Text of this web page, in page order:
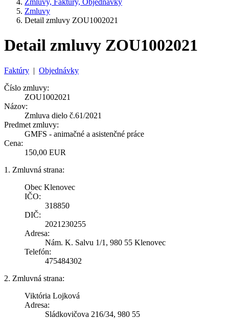
Zmluvy, Faktúry, Objednávky
Zmluvy
Detail zmluvy ZOU1002021
Detail zmluvy ZOU1002021
Faktúry | Objednávky
Číslo zmluvy:
ZOU1002021
Názov:
Zmluva dielo č.61/2021
Predmet zmluvy:
GMFS - animačné a asistenčné práce
Cena:
150,00 EUR
1. Zmluvná strana:
Obec Klenovec
IČO:
318850
DIČ:
2021230255
Adresa:
Nám. K. Salvu 1/1, 980 55 Klenovec
Telefón:
475484302
2. Zmluvná strana:
Viktória Lojková
Adresa:
Sládkovičova 216/34, 980 55